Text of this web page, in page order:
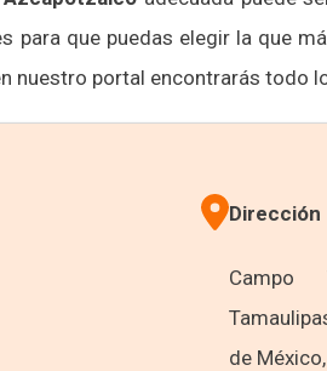
para que puedas elegir la que
nuestro portal encontrarás todo
Dirección
Campo
de